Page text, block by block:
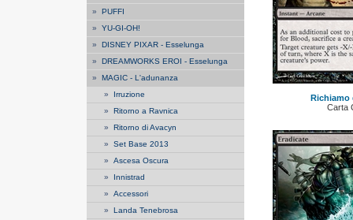
» PUFFI
» YU-GI-OH!
» DISNEY PIXAR - Esselunga
» DREAMWORKS EROI - Esselunga
» MAGIC - L'adunanza
» Irruzione
» Ritorno a Ravnica
» Ritorno di Avacyn
» Set Base 2013
» Ascesa Oscura
» Innistrad
» Accessori
» Landa Tenebrosa
Richiamo
Carta